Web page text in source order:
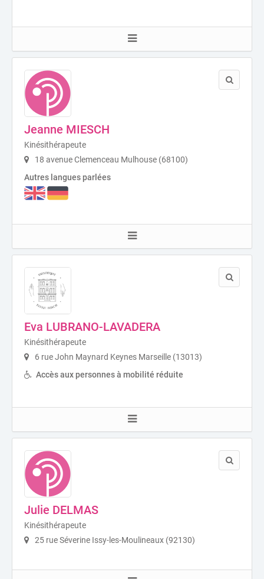
Jeanne MIESCH
Kinésithérapeute
18 avenue Clemenceau Mulhouse (68100)
Autres langues parlées
Eva LUBRANO-LAVADERA
Kinésithérapeute
6 rue John Maynard Keynes Marseille (13013)
Accès aux personnes à mobilité réduite
Julie DELMAS
Kinésithérapeute
25 rue Séverine Issy-les-Moulineaux (92130)